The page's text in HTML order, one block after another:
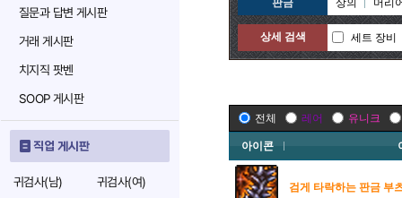
질문과 답변 게시판
거래 게시판
치지직 팟벤
SOOP 게시판
직업 게시판
귀검사(남)
귀검사(여)
판금
상의 머리
상세 검색 세트 장비
전체 레어 유니크
아이콘
검게 타락하는 판금 부